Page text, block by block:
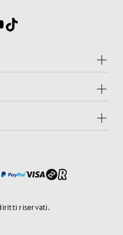
TikTok
riservati.